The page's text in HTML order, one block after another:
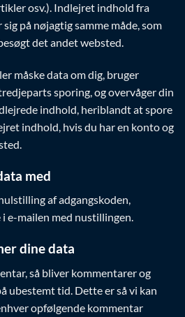
osv.). Indlejret indhold fra
på nøjagtig samme måde, som
det andet websted.
måske data om dig, bruger
sporing, og overvåger din
indhold, heriblandt at spore
indhold, hvis du har en konto og
med
af adgangskoden,
e-mailen med nustillingen.
dine data
så bliver kommentarer og
ubestemt tid. Dette er så vi kan
opfølgende kommentar